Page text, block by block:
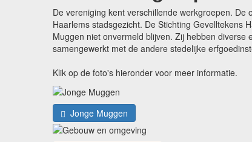
De vereniging kent verschillende werkgroepen.
Haarlems stadsgezicht. De Stichting Gevelltekens
Muggen niet onvermeld blijven. Zij hebben
samengewerkt met de andere stedelijke
Klik op de foto's hieronder voor meer informatie.
Jonge Muggen